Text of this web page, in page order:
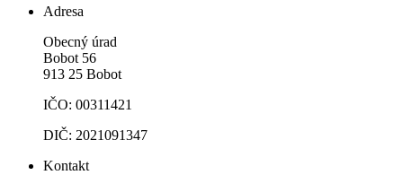
Adresa
Obecný úrad
Bobot 56
913 25 Bobot
IČO: 00311421
DIČ: 2021091347
Kontakt